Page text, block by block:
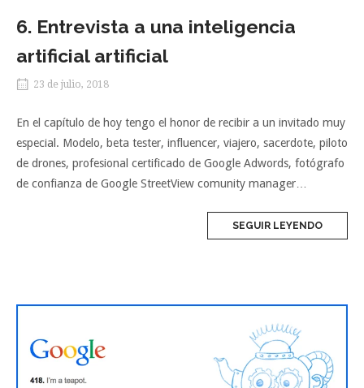
6. Entrevista a una inteligencia
artificial artificial
23 de julio, 2018
En el capítulo de hoy tengo el honor de recibir a un invitado muy
especial. Modelo, beta tester, influencer, viajero, sacerdote, piloto
de drones, profesional certificado de Google Adwords, fotógrafo
de confianza de Google StreetView comunity manager…
SEGUIR LEYENDO